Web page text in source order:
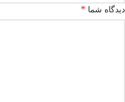
دیدگاه شما *